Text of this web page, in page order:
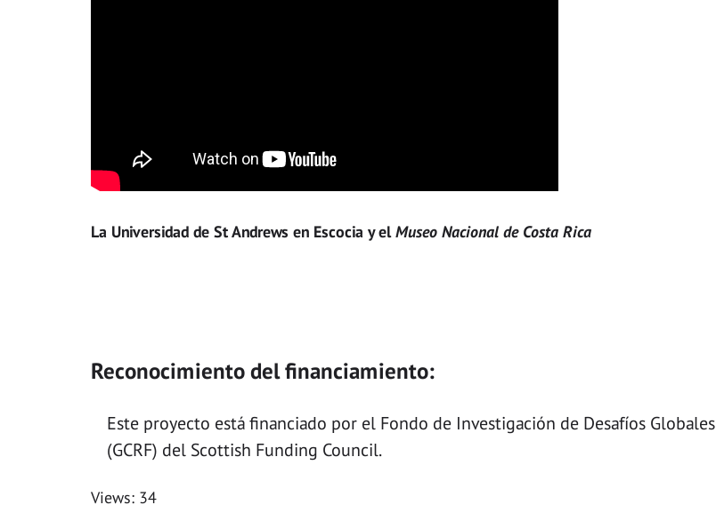
La Universidad de St Andrews en Escocia y elMuseo Nacional de Costa Rica
Reconocimiento del financiamiento:
Este proyecto está financiado por el Fondo de Investigación de Desafíos Globales
(GCRF) del Scottish Funding Council.
Views: 34